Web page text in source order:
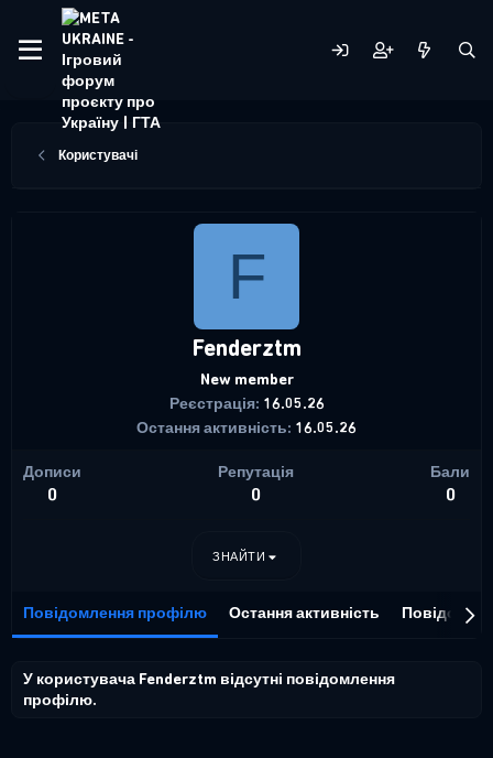
Користувачі
F
Fenderztm
New member
Реєстрація 16.05.26
Остання активність 16.05.26
Дописи
0
Репутація
0
Бали
0
ЗНАЙТИ
Повідомлення профілю Остання активність
У користувача Fenderztm відсутні повідомлення
профілю.